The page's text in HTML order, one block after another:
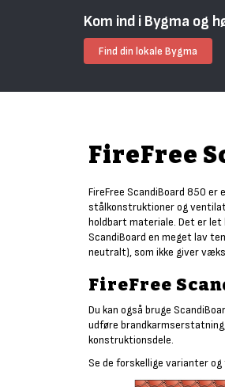
Kom ind i Bygma og
Find din lokale Bygma
FireFree
FireFree ScandiBoard 850 er
stålkonstruktioner og
holdbart materiale. Det er let
ScandiBoard en meget lav
neutralt), som ikke giver
FireFree
Du kan også bruge
udføre
konstruktionsdele.
Se de forskellige varianter